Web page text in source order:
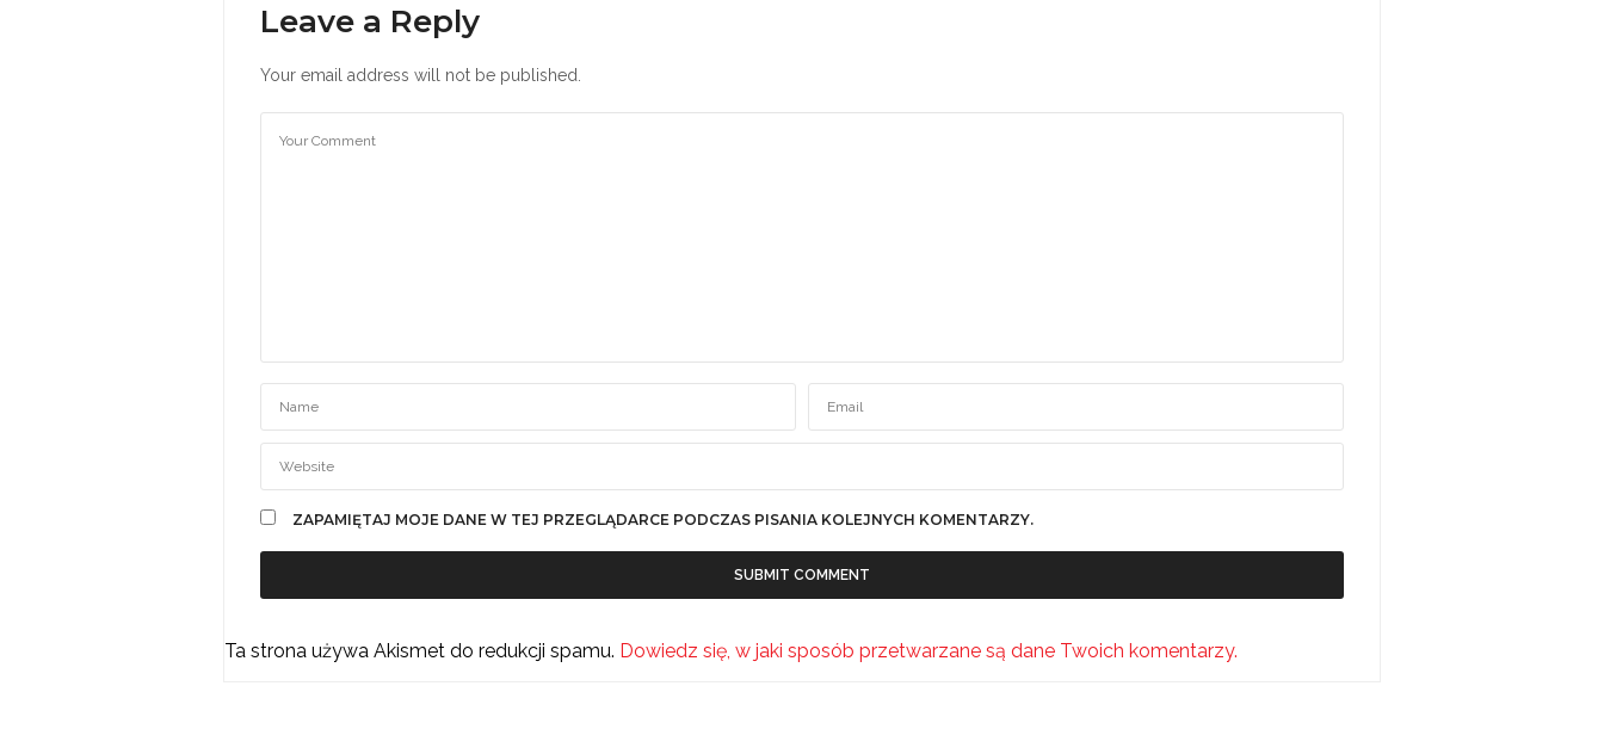
Leave a Reply
Your email address will not be published.
ZAPAMIĘTAJ MOJE DANE W TEJ PRZEGLĄDARCE PODCZAS PISANIA KOLEJNYCH KOMENTARZY.
Ta strona używa Akismet do redukcji spamu. Dowiedz się, w jaki sposób przetwarzane są dane Twoich komentarzy.